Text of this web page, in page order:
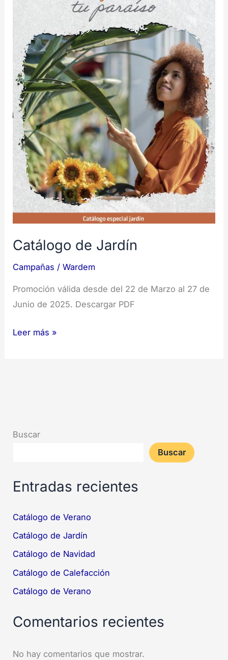
Catálogo de Jardín
Campañas /Wardem
Promoción válida desde del 22 de Marzo al 27 de
Junio de 2025. Descargar PDF
Leer más »
Buscar
Buscar
Entradas recientes
Catálogo de Verano
Catálogo de Jardín
Catálogo de Navidad
Catálogo de Calefacción
Catálogo de Verano
Comentarios recientes
No hay comentarios que mostrar.